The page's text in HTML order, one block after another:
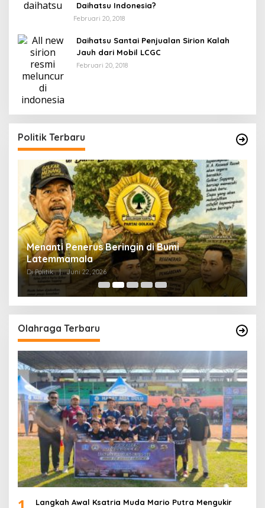
Daihatsu Indonesia?
Februari 20, 2018
Daihatsu Santai Penjualan Sirion Kalah
Jauh dari Mobil LCGC
Februari 20, 2018
Politik Terbaru
Menanti Penerus Beringin di Bumi
Latemmamala
Di Politik | Juni 22, 2026
Olahraga Terbaru
Langkah Awal Ksatria Muda Mario Putra Mengukir